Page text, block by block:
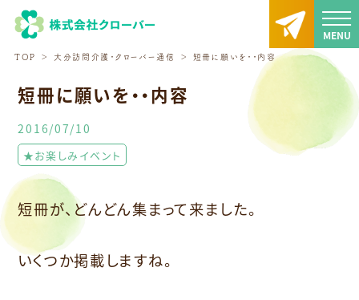
TOP 大分訪問介護・クローバー通信 短冊に願いを・・内容
短冊に願いを・・内容
2016/07/10
★お楽しみイベント
短冊が、どんどん集まって来ました。
いくつか掲載しますね。